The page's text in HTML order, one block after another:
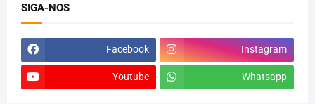
SIGA-NOS
Facebook Instagram
Youtube Whatsapp